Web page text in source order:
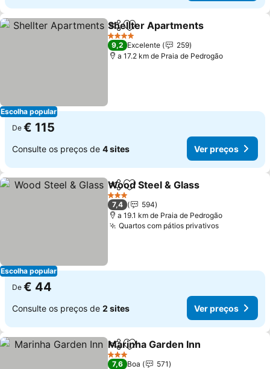
Escolha popular
PartilharAdicionar aos favoritos
Shellter Apartments
4 Estrelas
9,2 Excelente
259
a 17.2 km de Praia de Pedrogão
De € 115
Consulte os preços de 4 sites Ver preços
Escolha popular
PartilharAdicionar aos favoritos
Wood Steel & Glass
3 Estrelas
7,4
594
a 19.1 km de Praia de Pedrogão
Quartos com pátios privativosVer preços
De € 44
Consulte os preços de 2 sites Ver preços
PartilharAdicionar aos favoritos
Marinha Garden Inn
3 Estrelas
7,6 Boa
571